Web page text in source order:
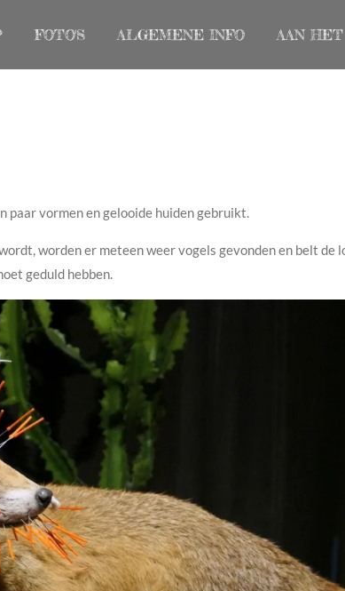
FOTO'S ALGEMENE INFO AAN
paar vormen en gelooide huiden gebruikt.
worden er meteen weer vogels gevonden en belt
geduld hebben.